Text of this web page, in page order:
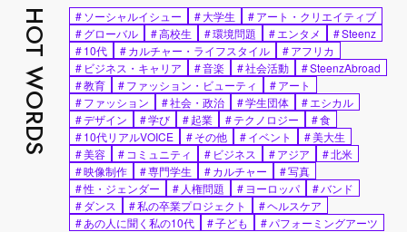
HOT WORDS #ソーシャルイシュー #大学生 #アート・クリエイティブ
#グローバル #高校生 #環境問題 #エンタメ #Steenz
#10代 #カルチャー・ライフスタイル #アフリカ
# ビジネス・キャリア #音楽 #社会活動 #SteenzAbroad
#教育 #ファッション・ビューティ #アート
#ファッション #社会・政治 #学生団体 #エシカル
#デザイン #学び #起業 #テクノロジー #食
#10代リアルVOICE #その他 #イベント #美大生
#美容 # コミュニティ # ビジネス #アジア #北米
#映像制作 #専門学生 #カルチャー #写真
#性・ジェンダー # 人権問題 #ヨーロッパ #バンド
#ダンス #私の卒業プロジェクト #ヘルスケア
#あの人に聞く私の10代 #子ども #パフォーミングアーツ